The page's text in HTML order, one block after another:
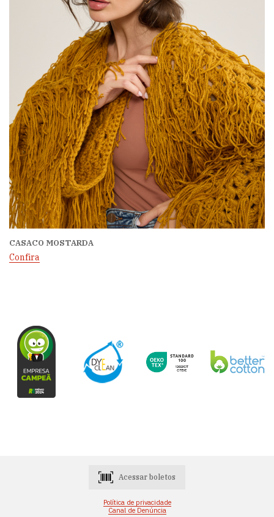
CASACO MOSTARDA
Confira
Acessar boletos
Política de privacidade
Canal de Denúncia